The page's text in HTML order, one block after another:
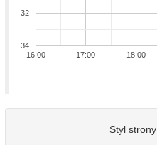
16:00 17:00 18:00
32
34
Styl strony